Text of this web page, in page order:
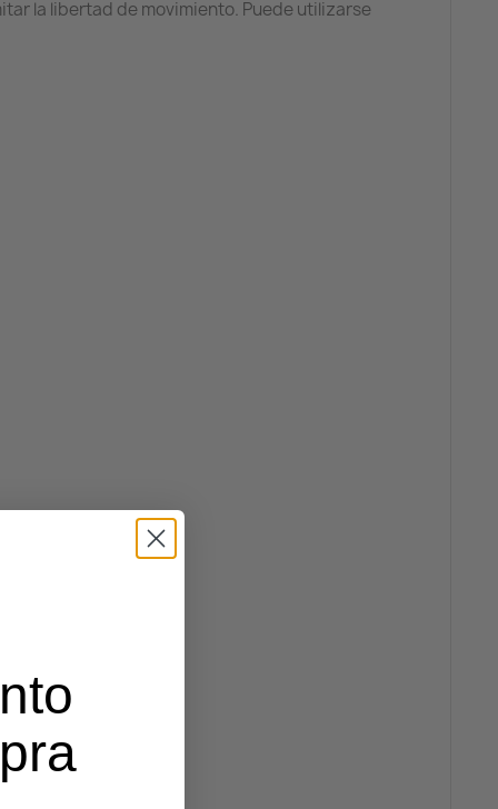
la libertad de movimiento. Puede utilizarse